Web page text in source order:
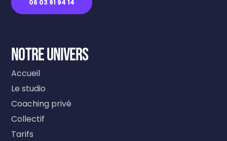
06 03 91 94 14
NOTRE UNIVERS
Accueil
Le studio
Coaching privé
Collectif
Tarifs